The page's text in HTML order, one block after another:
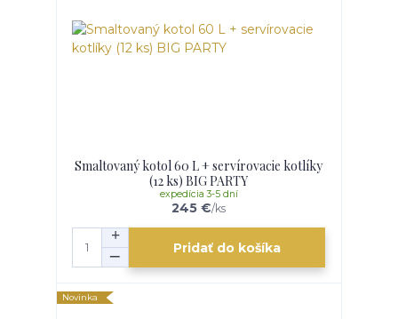
Smaltovaný kotol 60 L + servírovacie kotlíky
(12 ks) BIG PARTY
245 €/ks
expedícia 3-5 dní
Pridať do košíka
Novinka